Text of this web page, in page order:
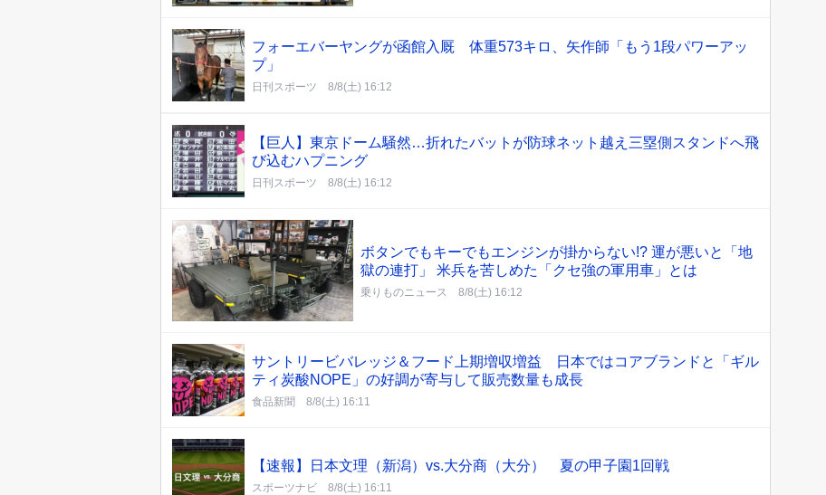
フォーエバーヤングが函館入厩 体重573キロ、矢作師「もう1段パワーアッ
プ」
日刊スポーツ 8/8(土) 16:12
【巨人】東京ドーム騒然…折れたバットが防球ネット越え三塁側スタンドへ飛
び込むハプニング
日刊スポーツ 8/8(土) 16:12
ボタンでもキーでもエンジンが掛からない!? 運が悪いと「地
獄の連打」 米兵を苦しめた「クセ強の軍用車」とは
乗りものニュース 8/8(土) 16:12
サントリービバレッジ＆フード上期増収増益 日本ではコアブランドと「ギル
ティ炭酸NOPE」の好調が寄与して販売数量も成長
食品新聞 8/8(土) 16:11
【速報】日本文理（新潟）vs.大分商（大分） 夏の甲子園1回戦
スポーツナビ 8/8(土) 16:11